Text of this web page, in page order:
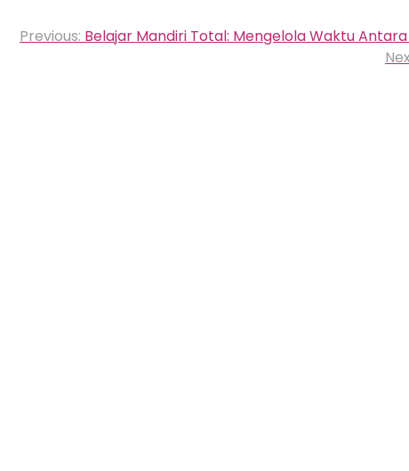
Navigasi
Previous: Belajar Mandiri Total: Mengelola Waktu